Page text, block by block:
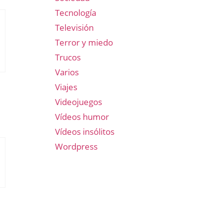
Tecnología
Televisión
Terror y miedo
Trucos
Varios
Viajes
Videojuegos
Vídeos humor
Vídeos insólitos
Wordpress